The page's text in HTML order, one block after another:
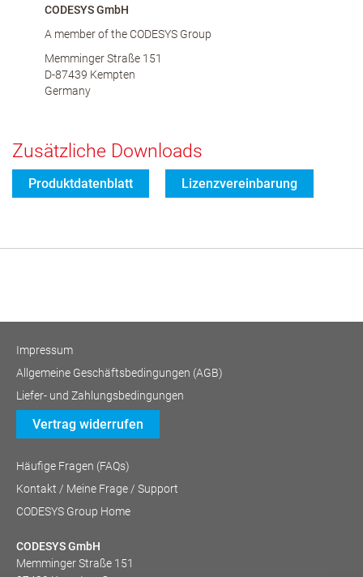
CODESYS GmbH
A member of the CODESYS Group
Memminger Straße 151
D-87439 Kempten
Germany
Zusätzliche Downloads
Produktdatenblatt Lizenzvereinbarung
Impressum
Allgemeine Geschäftsbedingungen (AGB)
Liefer- und Zahlungsbedingungen
Vertrag widerrufen
Häufige Fragen (FAQs)
Kontakt / Meine Frage / Support
CODESYS Group Home
CODESYS GmbH
Memminger Straße 151